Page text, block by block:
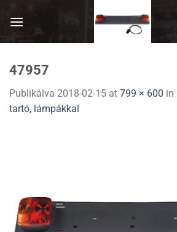
47957
Publikálva 2018-02-15 at 799 × 600 in
tartó, lámpákkal